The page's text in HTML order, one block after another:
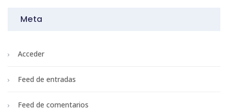
Meta
Acceder
Feed de entradas
Feed de comentarios